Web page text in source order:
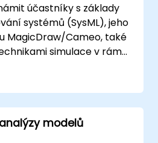
účastníky s základy
systémů (SysML), jeho
MagicDraw/Cameo, také
simulace v rámci
je dále poskytnout
týkající se
ukázat jim funkce
umožnit simulování
modelů